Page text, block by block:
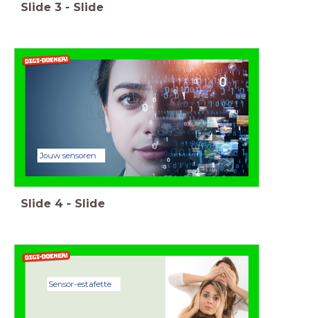
Slide 3 - Slide
Jouw sensoren
Slide 4 - Slide
Sensor-estafette